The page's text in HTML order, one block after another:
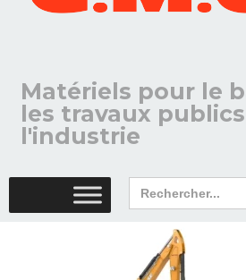
Matériels pour le
les travaux
l'industrie
Search
for: